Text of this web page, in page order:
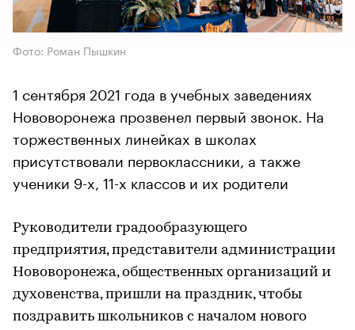
Фото: Роман Пышкин
1 сентября 2021 года в учебных заведениях
Нововоронежа прозвенел первый звонок. На
торжественных линейках в школах
присутствовали первоклассники, а также
ученики 9-х, 11-х классов и их родители
Руководители градообразующего
предприятия, представители администрации
Нововоронежа, общественных организаций и
духовенства, пришли на праздник, чтобы
поздравить школьников с началом нового